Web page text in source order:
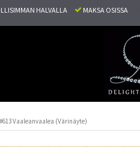
HALVALLA MAKSA OSISSA
#613 Vaaleanvaalea (Värinäyte)